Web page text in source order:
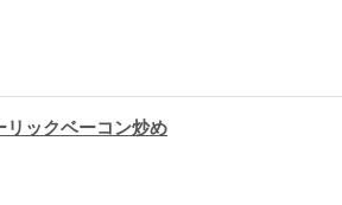
リックベーコン炒め